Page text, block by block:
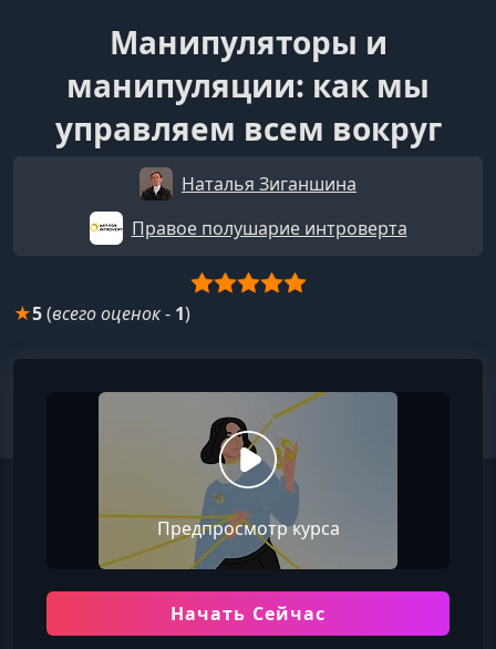
Манипуляторы и
манипуляции: как мы
управляем всем вокруг
Наталья Зиганшина
Правое полушарие интроверта
★5(всего оценок- 1)
Предпросмотр курса
Начать Сейчас